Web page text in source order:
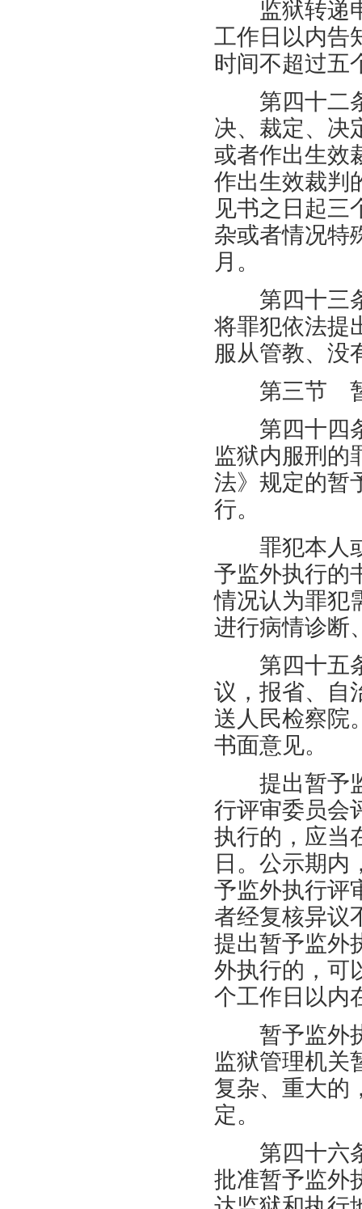
监狱转递申
工作日以内告
时间不超过五
第四十二条
决、裁定、决
或者作出生效
作出生效裁判
见书之日起三
杂或者情况特
月。
第四十三条
将罪犯依法提
服从管教、没
第三节 暂
第四十四条
监狱内服刑的
法》规定的暂
行。
罪犯本人或
予监外执行的
情况认为罪犯
进行病情诊断
第四十五条
议，报省、自
送人民检察院
书面意见。
提出暂予监
行评审委员会
执行的，应当
日。公示期内
予监外执行评
者经复核异议
提出暂予监外
外执行的，可
个工作日以内
暂予监外执
监狱管理机关
复杂、重大的
定。
第四十六条
批准暂予监外